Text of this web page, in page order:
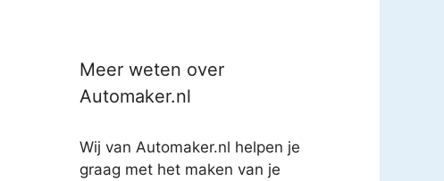
Meer weten over
Automaker.nl
Wij van Automaker.nl helpen je
graag met het maken van je